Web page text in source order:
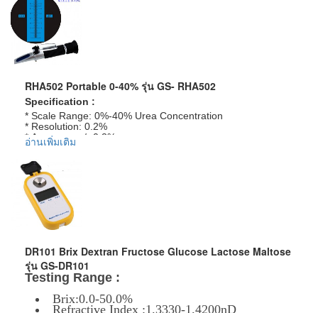
RHA502 Portable 0-40% รุ่น GS- RHA502
Specification :
* Scale Range: 0%-40% Urea Concentration
* Resolution: 0.2%
* Accuracy: +/- 0.2%
* Dimensions: 27mm x 40mm x 160mm
ข้อมูลเพิ่มเติม :
ราคาสินค้ารวม VAT แล้ว
จัดส่งฟรี โดย Kerry Express หรือ EMS
รับประกันสินค้า 1-2 ปี
อ่านเพิ่มเติม
DR101 Brix Dextran Fructose Glucose Lactose Maltose
รุ่น GS-DR101
Testing Range :
Brix:0.0-50.0%
Refractive Index :1.3330-1.4200nD